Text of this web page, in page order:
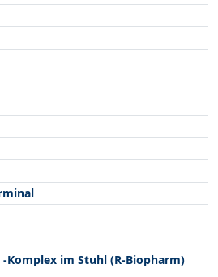
im Stuhl (R-Biopharm)